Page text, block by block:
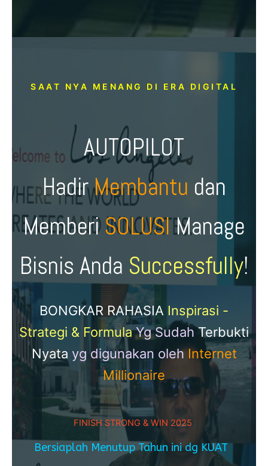
SAAT NYA MENANG DI ERA DIGITAL
AUTOPILOT
HadirMembantu dan
MemberiSOLUSIManage
Bisnis Anda Successfully!
BONGKAR RAHASIA Inspirasi -
Strategi & Formula Yg Sudah Terbukti
Nyata yg digunakan oleh Internet
Millionaire
FINISH STRONG & WIN 2025
Bersiaplah Menutup Tahun ini dg KUAT